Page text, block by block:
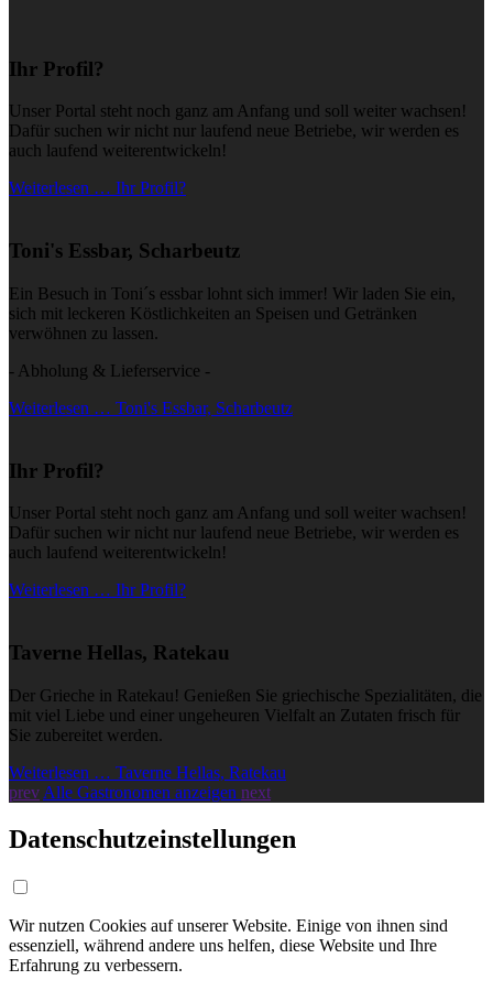
Ihr Profil?
Unser Portal steht noch ganz am Anfang und soll weiter wachsen!
Dafür suchen wir nicht nur laufend neue Betriebe, wir werden es
auch laufend weiterentwickeln!
Weiterlesen … Ihr Profil?
Toni's Essbar, Scharbeutz
Ein Besuch in Toni´s essbar lohnt sich immer! Wir laden Sie ein,
sich mit leckeren Köstlichkeiten an Speisen und Getränken
verwöhnen zu lassen.
- Abholung & Lieferservice -
Weiterlesen … Toni's Essbar, Scharbeutz
Ihr Profil?
Unser Portal steht noch ganz am Anfang und soll weiter wachsen!
Dafür suchen wir nicht nur laufend neue Betriebe, wir werden es
auch laufend weiterentwickeln!
Weiterlesen … Ihr Profil?
Taverne Hellas, Ratekau
Der Grieche in Ratekau! Genießen Sie griechische Spezialitäten, die
mit viel Liebe und einer ungeheuren Vielfalt an Zutaten frisch für
Sie zubereitet werden.
Weiterlesen … Taverne Hellas, Ratekau
prev Alle Gastronomen anzeigen next
Datenschutzeinstellungen
Wir nutzen Cookies auf unserer Website. Einige von ihnen sind
essenziell, während andere uns helfen, diese Website und Ihre
Erfahrung zu verbessern.